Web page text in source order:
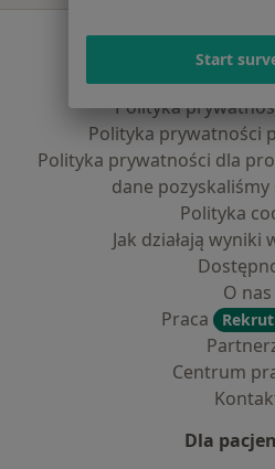
Serwis
Polityka
Polityka prywatności
Polityka prywatności dla
dane
Polityka
Jak działają wyniki
O nas
Praca
Centrum
Dla
Start